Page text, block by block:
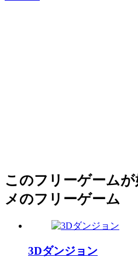
このフリーゲーム
メのフリーゲーム
3Dダンジョン